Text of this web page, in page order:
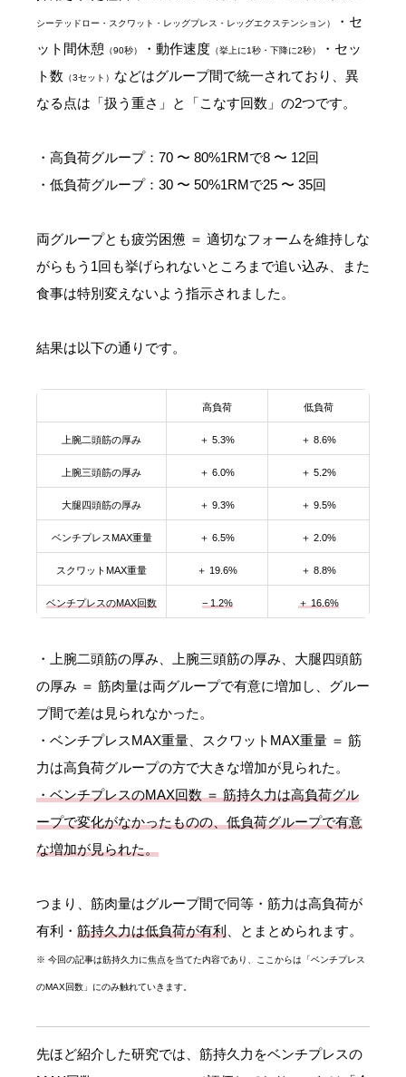
シーテッドロー・スクワット・レッグプレス・レッグエクステンション）
・セ
ット間休憩 （90秒） ・動作速度 （挙上に1秒・下降に2秒）
・セッ
ト数 （3セット） などはグループ間で統一されており、異
なる点は「扱う重さ」と「こなす回数」の2つです。
・高負荷グループ：70 〜 80%1RMで8 〜 12回
・低負荷グループ：30 〜 50%1RMで25 〜 35回
両グループとも疲労困憊 ＝ 適切なフォームを維持しな
がらもう1回も挙げられないところまで追い込み、また
食事は特別変えないよう指示されました。
結果は以下の通りです。
高負荷 低負荷
上腕二頭筋の厚み ＋ 5.3% ＋ 8.6%
上腕三頭筋の厚み ＋ 6.0% ＋ 5.2%
大腿四頭筋の厚み ＋ 9.3% ＋ 9.5%
ベンチプレスMAX重量 ＋ 6.5% ＋ 2.0%
スクワットMAX重量 ＋ 19.6% ＋ 8.8%
ベンチプレスのMAX回数 − 1.2% ＋ 16.6%
・上腕二頭筋の厚み、上腕三頭筋の厚み、大腿四頭筋
の厚み ＝ 筋肉量は両グループで有意に増加し、グルー
プ間で差は見られなかった。
・ベンチプレスMAX重量、スクワットMAX重量 ＝ 筋
力は高負荷グループの方で大きな増加が見られた。
・ベンチプレスのMAX回数 ＝ 筋持久力は高負荷グル
ープで変化がなかったものの、低負荷グループで有意
な増加が見られた。
つまり、筋肉量はグループ間で同等・筋力は高負荷が
有利・ 筋持久力は低負荷が有利 、とまとめられます。
※ 今回の記事は筋持久力に焦点を当てた内容であり、ここからは「ベンチプレス
のMAX回数」にのみ触れていきます。
先ほど紹介した研究では、筋持久力をベンチプレスの